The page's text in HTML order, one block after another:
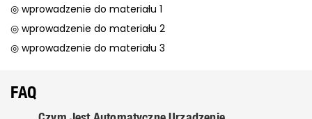
◎ wprowadzenie do materiału 1
◎ wprowadzenie do materiału 2
◎ wprowadzenie do materiału 3
FAQ